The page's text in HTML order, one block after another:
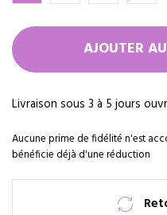
AJOUTER
Livraison sous 3 à 5 jours
Aucune prime de fidélité n'est
bénéficie déjà d'une réduction